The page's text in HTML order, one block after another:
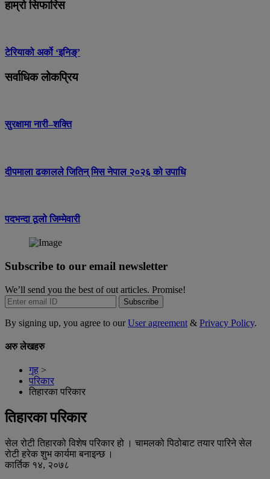
हाम्रो सिफारिस
टेरियाको अर्को ‘इनिङ्’
सर्वाधिक लोकप्रिय
सुरक्षामा नारी–शक्ति
दीपमाला ढकालले जितिन् मिस नेपाल २०२६ को उपाधि
पदभन्दा ठूलो जिम्मेवारी
Subscribe to our email newsletter
We’ll send you the best of out articles. Promise!
Subscribe
By signing up, you agree to ourUser agreement & Privacy Policy.
अरु लेखहरु
गृह >
परिकार
तिहारका परिकार
तिहारका परिकार
सेल रोटी तिहारको विशेष परिकार हो । चामलको पिठोबाट तयार पारिने सेल
रोटी हरेक शुभ कार्यमा बनाइन्छ ।
कार्तिक १४, २०७८